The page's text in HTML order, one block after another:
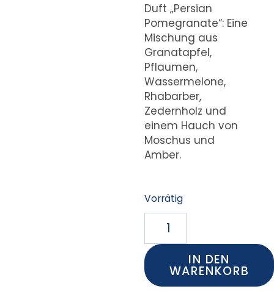
Duft „Persian
Pomegranate“: Eine
Mischung aus
Granatapfel,
Pflaumen,
Wassermelone,
Rhabarber,
Zedernholz und
einem Hauch von
Moschus und
Amber.
Vorrätig
IN DEN
WARENKORB